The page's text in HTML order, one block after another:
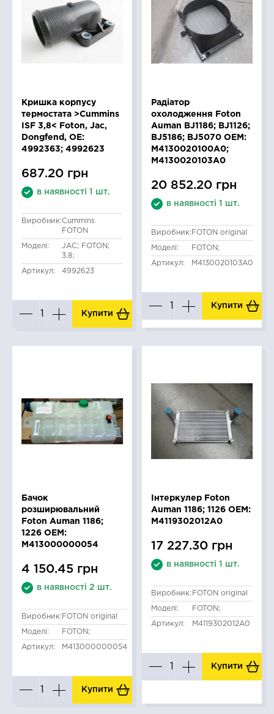
Кришка корпусу
термостата >Cummins
ISF 3,8< Foton, Jac,
Dongfend, OE:
4992363; 4992623
687.20 грн
в наявності 1 шт.
Виробник:Cummins
FOTON
Моделі:
JAC; FOTON;
3.8;
Артикул: 4992623
Купити
Радіатор
охолодження Foton
Auman BJ1186; BJ1126;
BJ5186; BJ5070 OEM:
M4130020100A0;
M4130020103A0
20 852.20 грн
в наявності 1 шт.
Виробник: FOTON original
Моделі: FOTON;
Артикул: M4130020103A0
Купити
Бачок
розширювальний
Foton Auman 1186;
1226 OEM:
M413000000054
4 150.45 грн
в наявності 2 шт.
Виробник: FOTON original
Моделі: FOTON;
Артикул: M413000000054
Купити
Інтеркулер Foton
Auman 1186; 1126 OEM:
M4119302012A0
17 227.30 грн
в наявності 1 шт.
Виробник: FOTON original
Моделі: FOTON;
Артикул: M4119302012A0
Купити